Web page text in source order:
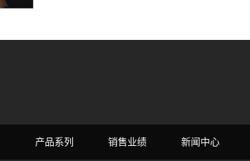
产品系列 销售业绩 新闻中心